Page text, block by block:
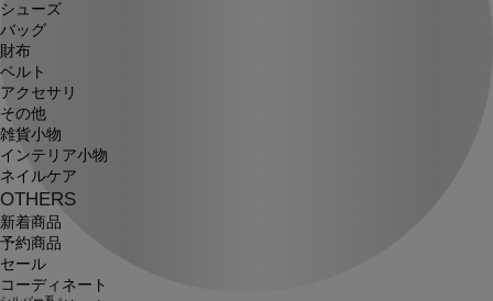
シューズ
バッグ
財布
ベルト
アクセサリ
その他
雑貨小物
インテリア小物
ネイルケア
OTHERS
新着商品
予約商品
セール
コーディネート